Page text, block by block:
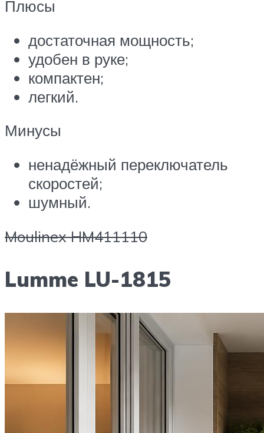
Плюсы
достаточная мощность;
удобен в руке;
компактен;
легкий.
Минусы
ненадёжный переключатель
скоростей;
шумный.
Moulinex HM411110
Lumme LU-1815